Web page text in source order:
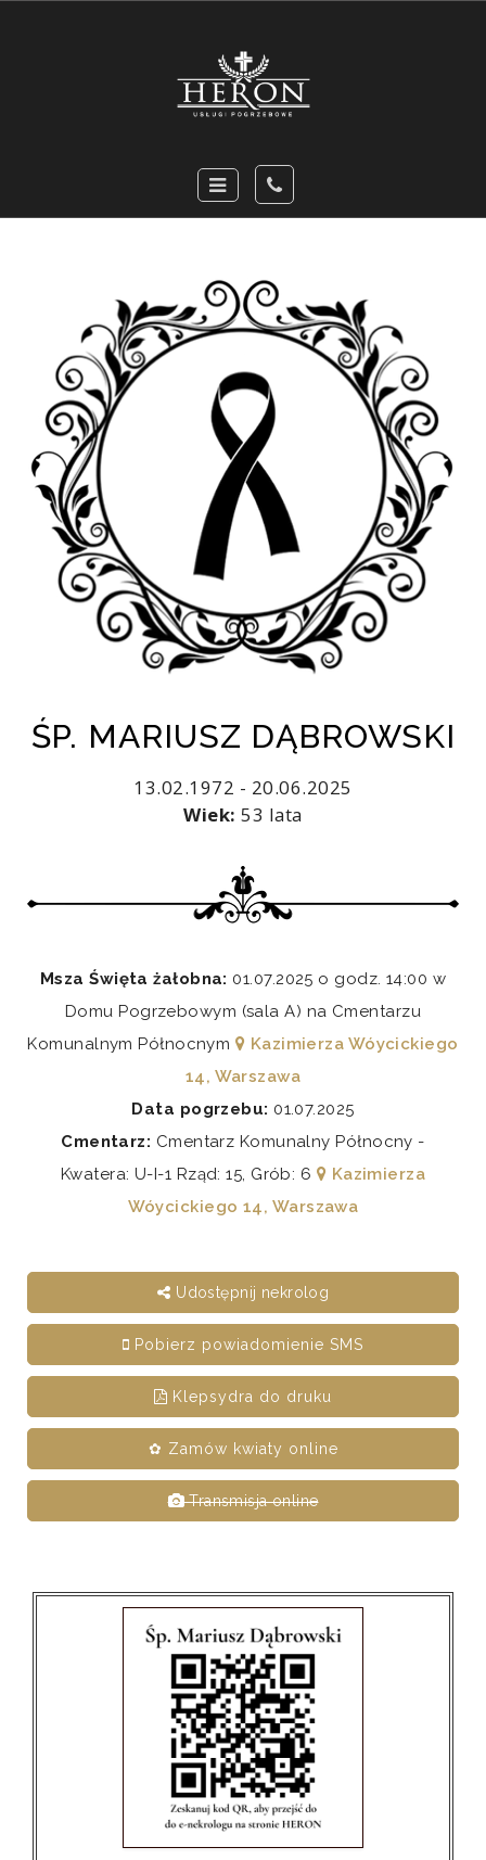
ŚP. MARIUSZ DĄBROWSKI
13.02.1972 - 20.06.2025
Wiek: 53 lata
Msza Święta żałobna: 01.07.2025 o godz. 14:00 w
Domu Pogrzebowym (sala A) na Cmentarzu
Komunalnym Północnym
Kazimierza Wóycickiego
14, Warszawa
Data pogrzebu: 01.07.2025
Cmentarz: Cmentarz Komunalny Północny -
Kwatera: U-I-1 Rząd: 15, Grób: 6
Kazimierza
Wóycickiego 14, Warszawa
Udostępnij nekrolog
Pobierz powiadomienie SMS
Klepsydra do druku
✿ Zamów kwiaty online
Transmisja online